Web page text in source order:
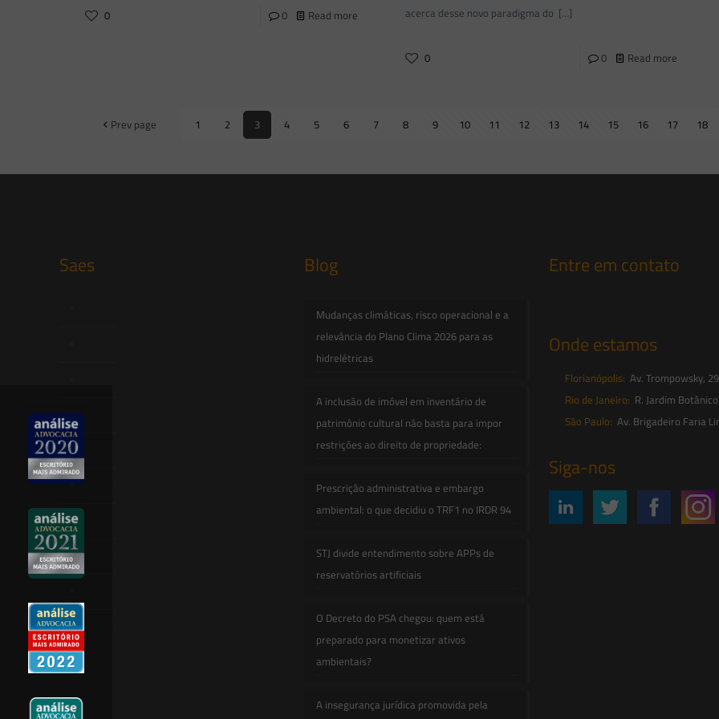
0 0 Read more
acerca desse novo paradigma do […]
0 0 Read more
Prev page 1 2 3 4 5 6 7 8 9 10 11 12 13 14 15 16 17 18
Saes Blog
Mudanças climáticas, risco operacional e a
relevância do Plano Clima 2026 para as
hidrelétricas
A inclusão de imóvel em inventário de
patrimônio cultural não basta para impor
restrições ao direito de propriedade:
Prescrição administrativa e embargo
ambiental: o que decidiu o TRF1 no IRDR 94
STJ divide entendimento sobre APPs de
reservatórios artificiais
O Decreto do PSA chegou: quem está
preparado para monetizar ativos
ambientais?
A insegurança jurídica promovida pela
Entre em contato
Onde estamos
Florianópolis: Av. Trompowsky,
Rio de Janeiro: R. Jardim
São Paulo: Av. Brigadeiro Faria
Siga-nos